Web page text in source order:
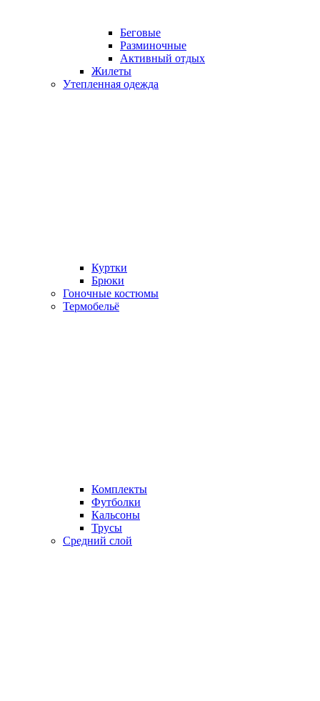
Беговые
Разминочные
Активный отдых
Жилеты
Утепленная одежда
Куртки
Брюки
Гоночные костюмы
Термобельё
Комплекты
Футболки
Кальсоны
Трусы
Средний слой